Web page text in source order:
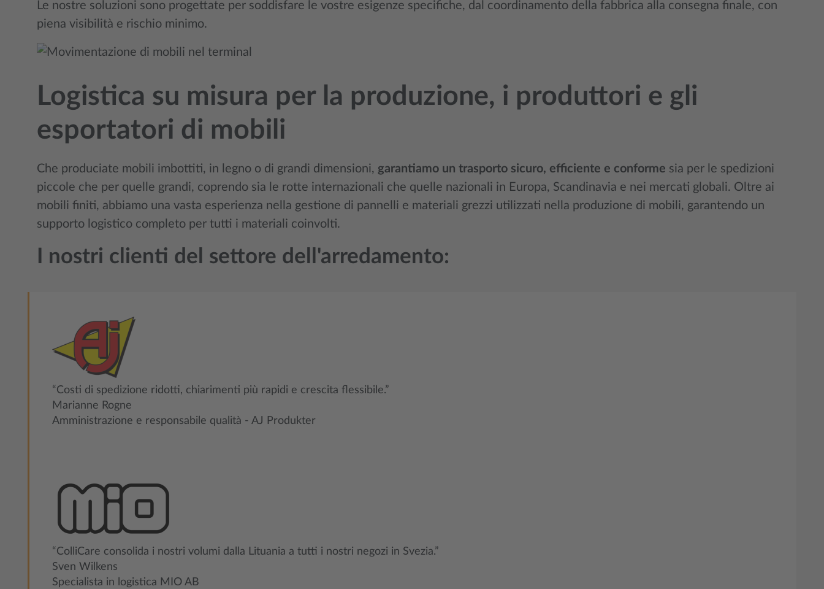
Le nostre soluzioni sono progettate per soddisfare le vostre esigenze specifiche, dal coordinamento della fabbrica alla consegna finale, con
piena visibilità e rischio minimo.
Logistica su misura per la produzione, i produttori e gli
esportatori di mobili
Che produciate mobili imbottiti, in legno o di grandi dimensioni, garantiamo un trasporto sicuro, efficiente e conforme sia per le spedizioni
piccole che per quelle grandi, coprendo sia le rotte internazionali che quelle nazionali in Europa, Scandinavia e nei mercati globali. Oltre ai
mobili finiti, abbiamo una vasta esperienza nella gestione di pannelli e materiali grezzi utilizzati nella produzione di mobili, garantendo un
supporto logistico completo per tutti i materiali coinvolti.
I nostri clienti del settore dell'arredamento:
“Costi di spedizione ridotti, chiarimenti più rapidi e crescita flessibile.”
Marianne Rogne
Amministrazione e responsabile qualità - AJ Produkter
“ColliCare consolida i nostri volumi dalla Lituania a tutti i nostri negozi in Svezia.”
Sven Wilkens
Specialista in logistica MIO AB